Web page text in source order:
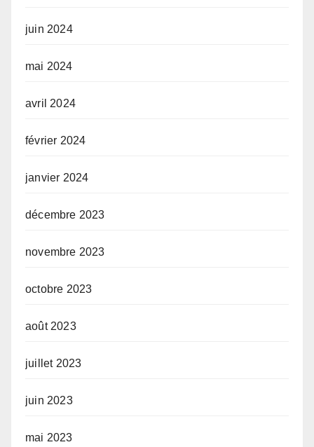
juin 2024
mai 2024
avril 2024
février 2024
janvier 2024
décembre 2023
novembre 2023
octobre 2023
août 2023
juillet 2023
juin 2023
mai 2023